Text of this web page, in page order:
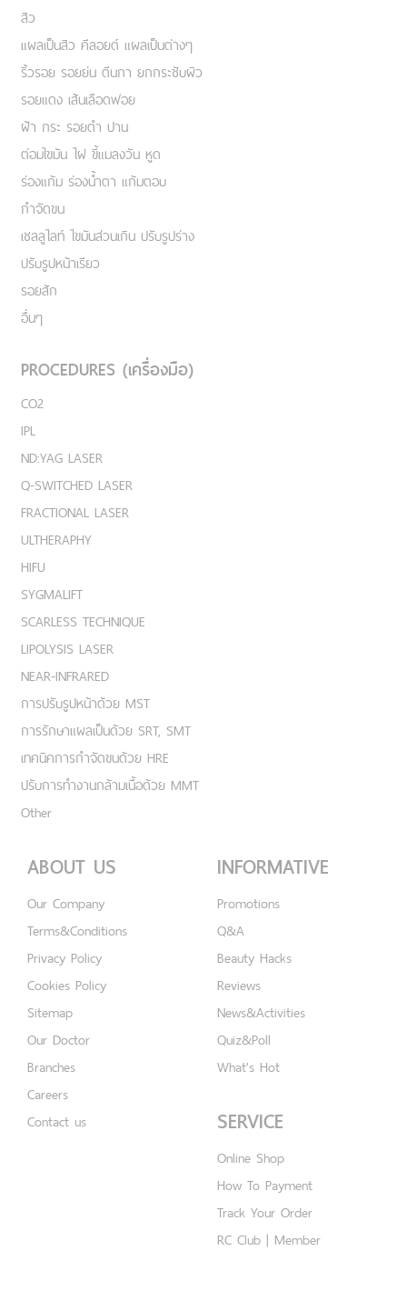
สิว
แผลเป็นสิว คีลอยด์ แผลเป็นต่างๆ
ริ้วรอย รอยย่น ตีนกา ยกกระชับผิว
รอยแดง เส้นเลือดฟอย
ฝ้า กระ รอยดำ ปาน
ต่อมไขมัน ไฝ ขี้แมลงวัน หูด
ร่องแก้ม ร่องน้ำตา แก้มตอบ
กำจัดขน
เชลลูไลท์ ไขมันส่วนเกิน ปรับรูปร่าง
ปรับรูปหน้าเรียว
รอยสัก
อื่นๆ
PROCEDURES (เครื่องมือ)
CO2
IPL
ND:YAG LASER
Q-SWITCHED LASER
FRACTIONAL LASER
ULTHERAPHY
HIFU
SYGMALIFT
SCARLESS TECHNIQUE
LIPOLYSIS LASER
NEAR-INFRARED
การปรับรูปหน้าด้วย MST
การรักษาแผลเป็นด้วย SRT, SMT
เทคนิคการกำจัดขนด้วย HRE
ปรับการทำงานกล้ามเนื้อด้วย MMT
Other
ABOUT US
Our Company
Terms&Conditions
Privacy Policy
Cookies Policy
Sitemap
Our Doctor
Branches
Careers
Contact us
INFORMATIVE
Promotions
Q&A
Beauty Hacks
Reviews
News&Activities
Quiz&Poll
What's Hot
SERVICE
Online Shop
How To Payment
Track Your Order
RC Club | Member